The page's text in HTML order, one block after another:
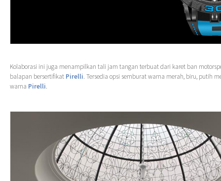
Kolaborasi ini juga menampilkan tali jam tangan terbuat dari karet ban
balapan bersertifikat Pirelli. Tersedia opsi semburat warna merah, biru, putih
warna Pirelli.